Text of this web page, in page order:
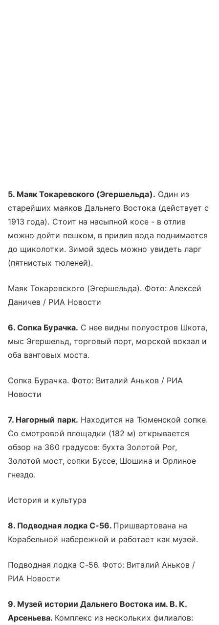
5. Маяк Токаревского (Эгершельда). Один из
старейших маяков Дальнего Востока (действует с
1913 года). Стоит на насыпной косе - в отлив
можно дойти пешком, в прилив вода поднимается
до щиколотки. Зимой здесь можно увидеть ларг
(пятнистых тюленей).
Маяк Токаревского (Эгершельда). Фото: Алексей
Даничев / РИА Новости
6. Сопка Бурачка. С нее видны полуостров Шкота,
мыс Эгершельд, торговый порт, морской вокзал и
оба вантовых моста.
Сопка Бурачка. Фото: Виталий Аньков / РИА
Новости
7. Нагорный парк. Находится на Тюменской сопке.
Со смотровой площадки (182 м) открывается
обзор на 360 градусов: бухта Золотой Рог,
Золотой мост, сопки Буссе, Шошина и Орлиное
гнездо.
История и культура
8. Подводная лодка С-56. Пришвартована на
Корабельной набережной и работает как музей.
Подводная лодка С-56. Фото: Виталий Аньков /
РИА Новости
9. Музей истории Дальнего Востока им. В. К.
Арсеньева. Комплекс из нескольких филиалов: